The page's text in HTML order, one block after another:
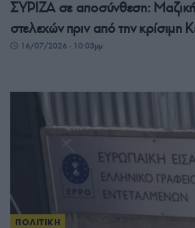
ΣΥΡΙΖΑ σε αποσύνθεση:
στελεχών πριν από την κρίσιμη
16/07/2026 - 10:03μμ
ΠΟΛΙΤΙΚΗ